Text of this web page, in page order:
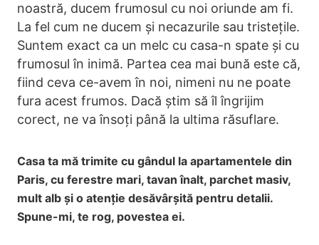
noastră, ducem frumosul cu noi oriunde am fi.
La fel cum ne ducem și necazurile sau tristețile.
Suntem exact ca un melc cu casa-n spate și cu
frumosul în inimă. Partea cea mai bună este că,
fiind ceva ce-avem în noi, nimeni nu ne poate
fura acest frumos. Dacă știm să îl îngrijim
corect, ne va însoți până la ultima răsuflare.
Casa ta mă trimite cu gândul la apartamentele din
Paris, cu ferestre mari, tavan înalt, parchet masiv,
mult alb și o atenție desăvârșită pentru detalii.
Spune-mi, te rog, povestea ei.